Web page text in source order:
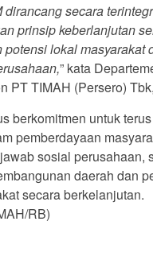
dirancang secara
prinsip keberlanjutan
potensi lokal masyarakat
” kata
PT TIMAH (Persero)
berkomitmen untuk
pemberdayaan
sosial perusahaan,
daerah dan
secara berkelanjutan.
RB)